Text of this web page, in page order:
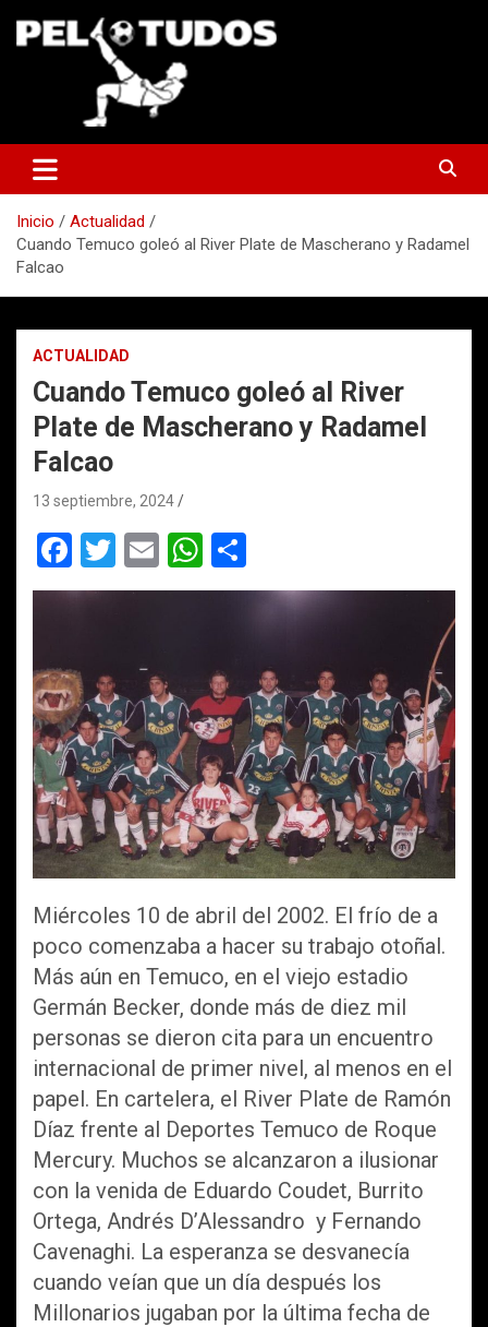
Inicio
Actualidad
Cuando Temuco goleó al River Plate de Mascherano y Radamel
Falcao
ACTUALIDAD
Cuando Temuco goleó al River
Plate de Mascherano y Radamel
Falcao
13 septiembre, 2024
F
a
o
o
k
T
wi
E
m
W
h
A
p
p
o
m
ar
tir
Miércoles 10 de abril del 2002. El frío de a
poco comenzaba a hacer su trabajo otoñal.
Más aún en Temuco, en el viejo estadio
Germán Becker, donde más de diez mil
personas se dieron cita para un encuentro
internacional de primer nivel, al menos en el
papel. En cartelera, el River Plate de Ramón
Díaz frente al Deportes Temuco de Roque
Mercury. Muchos se alcanzaron a ilusionar
con la venida de Eduardo Coudet, Burrito
Ortega, Andrés D’Alessandro y Fernando
Cavenaghi. La esperanza se desvanecía
cuando veían que un día después los
Millonarios jugaban por la última fecha de